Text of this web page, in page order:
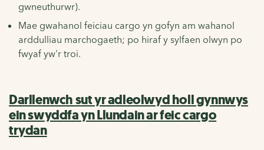
gwneuthurwr).
Mae gwahanol feiciau cargo yn gofyn am wahanol
arddulliau marchogaeth; po hiraf y sylfaen olwyn po
fwyaf yw'r troi.
Darllenwch sut yr adleolwyd holl gynnwys
ein swyddfa yn Llundain ar feic cargo
trydan